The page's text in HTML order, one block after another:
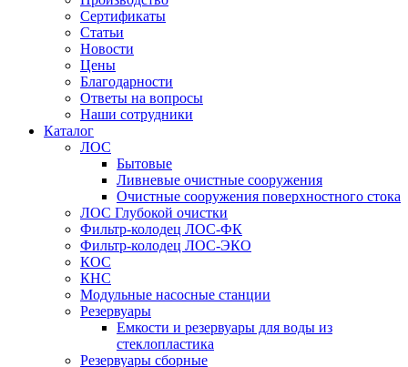
Сертификаты
Статьи
Новости
Цены
Благодарности
Ответы на вопросы
Наши сотрудники
Каталог
ЛОС
Бытовые
Ливневые очистные сооружения
Очистные сооружения поверхностного стока
ЛОС Глубокой очистки
Фильтр-колодец ЛОС-ФК
Фильтр-колодец ЛОС-ЭКО
КОС
КНС
Модульные насосные станции
Резервуары
Емкости и резервуары для воды из
стеклопластика
Резервуары сборные